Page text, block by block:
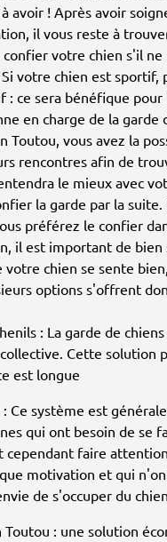
avoir ! Après avoir
il vous reste à
votre chien s'il ne
votre chien est sportif,
: ce sera bénéfique pour
en charge de la garde
Toutou, vous avez la
rencontres afin de
le mieux avec
la garde par la
préférez le confier
il est important de
chien se sente
options s'offrent
: La garde de
Cette solution
est longue
Ce système est
qui ont besoin de se
cependant faire
motivation et qui
de s'occuper du chien
: une solution